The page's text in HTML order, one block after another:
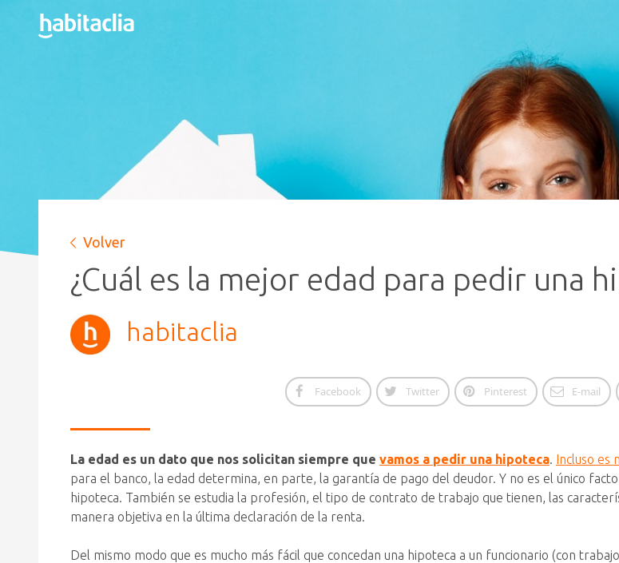
Volver
¿Cuál es la mejor edad para pedir una
habitaclia
Facebook Twitter Pinterest E-mail
La edad es un dato que nos solicitan siempre que vamos a pedir una hipoteca. Incluso es
para el banco, la edad determina, en parte, la garantía de pago del deudor. Y no es el único
hipoteca. También se estudia la profesión, el tipo de contrato de trabajo que tienen, las
manera objetiva en la última declaración de la renta.
Del mismo modo que es mucho más fácil que concedan una hipoteca a un funcionario (con